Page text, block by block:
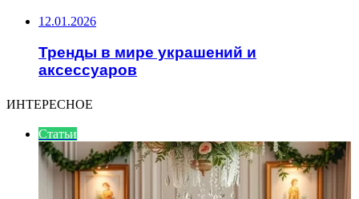
12.01.2026
Тренды в мире украшений и
аксессуаров
ИНТЕРЕСНОЕ
Статьи